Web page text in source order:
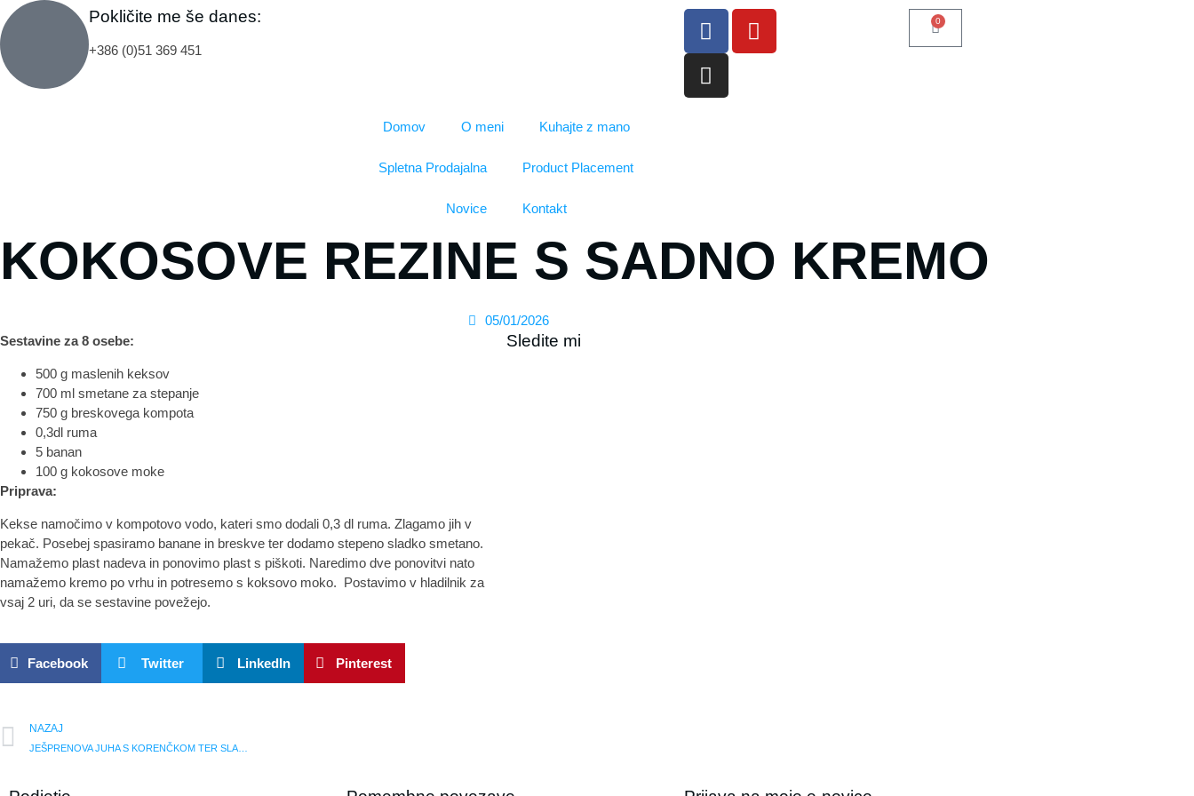
Pokličite me še danes:
+386 (0)51 369 451
0
Domov O meni Kuhajte z mano
Spletna Prodajalna Product Placement
Novice Kontakt
KOKOSOVE REZINE S SADNO KREMO
05/01/2026
Sestavine za 8 osebe:
500 g maslenih keksov
700 ml smetane za stepanje
750 g breskovega kompota
0,3dl ruma
5 banan
100 g kokosove moke
Priprava:
Kekse namočimo v kompotovo vodo, kateri smo dodali 0,3 dl ruma. Zlagamo jih v
pekač. Posebej spasiramo banane in breskve ter dodamo stepeno sladko smetano.
Namažemo plast nadeva in ponovimo plast s piškoti. Naredimo dve ponovitvi nato
namažemo kremo po vrhu in potresemo s koksovo moko. Postavimo v hladilnik za
vsaj 2 uri, da se sestavine povežejo.
Facebook Twitter LinkedIn Pinterest
NAZAJ
Sledite mi